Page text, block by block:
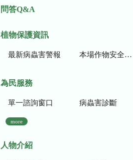
問答Q&A
植物保護資訊
最新病蟲害警報 本場作物安全用藥資訊
為民服務
單一諮詢窗口 病蟲害診斷
more
人物介紹